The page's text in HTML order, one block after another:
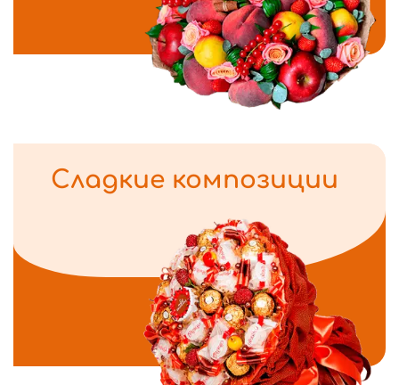
Сладкие композиции